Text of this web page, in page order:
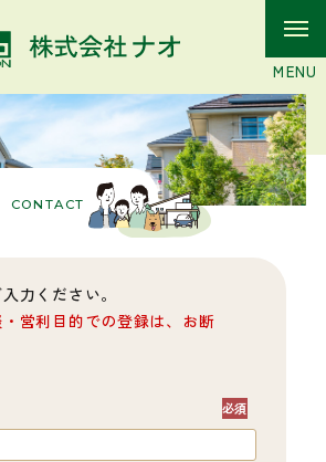
CONTACT
力ください。
営利目的での登録は、お断